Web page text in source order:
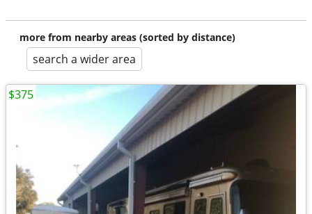
more from nearby areas (sorted by distance)
search a wider area
$375